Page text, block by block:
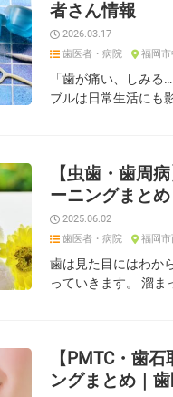
者さん情報
2026.03.17
歯医者・病院
福岡
「歯が痛い、しみ
ブルは日常生活にも
【虫歯・歯周
ーニングまと
2025.06.02
歯医者・病院
福岡市
歯は見た目にはわか
っていきます。 溜
【PMTC・歯
ングまとめ｜